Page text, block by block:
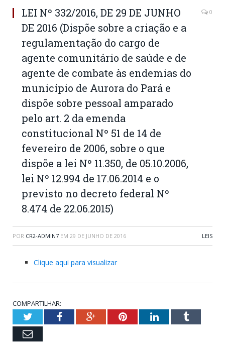
LEI Nº 332/2016, DE 29 DE JUNHO
DE 2016 (Dispõe sobre a criação e a
regulamentação do cargo de
agente comunitário de saúde e de
agente de combate às endemias do
município de Aurora do Pará e
dispõe sobre pessoal amparado
pelo art. 2 da emenda
constitucional Nº 51 de 14 de
fevereiro de 2006, sobre o que
dispõe a lei Nº 11.350, de 05.10.2006,
lei Nº 12.994 de 17.06.2014 e o
previsto no decreto federal Nº
8.474 de 22.06.2015)
0
POR CR2-ADMIN7 EM 29 DE JUNHO DE 2016 LEIS
Clique aqui para visualizar
COMPARTILHAR:
TwitterFacebookGoogle+PinterestLinkedInTumblr
Email